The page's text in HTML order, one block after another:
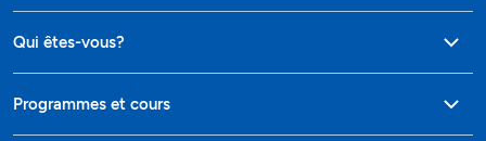
Qui êtes-vous?
Programmes et cours